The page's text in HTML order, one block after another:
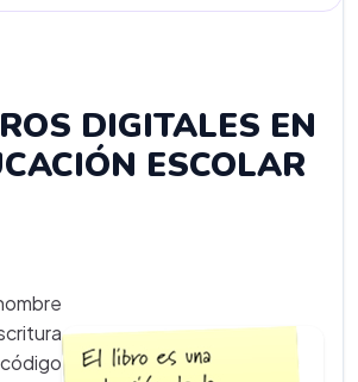
DIGITALES EN
ESCOLAR